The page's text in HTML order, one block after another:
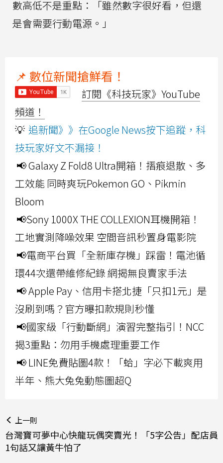
數高低不是重點：「雖然數字很好看，但還
是會需要行動電源。」
📌 數位新聞搶鮮看！
訂閱《科技玩家》YouTube
頻道！
💡 追新聞》》在Google News按下追蹤，科
技玩家好文不漏接！
📢 Galaxy Z Fold8 Ultra開箱！摺痕退散、多
工效能 同時爽玩Pokemon GO、Pikmin
Bloom
📢Sony 1000X THE COLLEXION耳機開箱！
工地實測降噪效果 空間音訊秒置身電影院
📢電商平台買「全新庫存機」踩雷！電池循
環44次還帶維修紀錄 網揭無良賣家手法
📢 Apple Pay、信用卡搭北捷「只扣1元」是
沒刷到嗎？官方曝扣款規則秒懂
📢國家級「行動斷網」演習完整指引！NCC
揭3重點：勿用手機處理重要工作
📢 LINE免費貼圖4款！「蛤」字必下載爽用
半年、熊大兔兔動態圖超Q
上一則
台灣寶可夢中心快龍玩偶突賣光！「5字公告」配店員
1句話又讓黃牛怕了